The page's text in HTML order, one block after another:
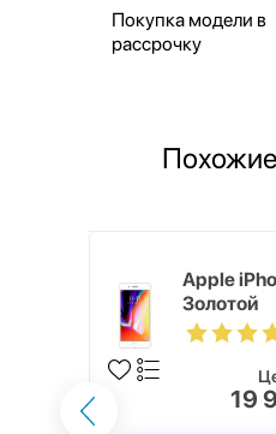
Покупка модели в
рассрочку
Apple
Золотой
19